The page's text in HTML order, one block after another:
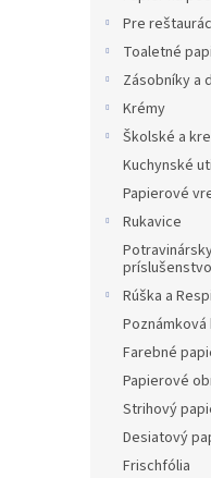
Pre
Toaletné
Zásobníky a
Krémy
Školské a
Kuchynské
Papierové
Rukavice
príslušenstvo
Rúška a
Farebné
Papierové
Strihový
Desiatový
Frischfólia